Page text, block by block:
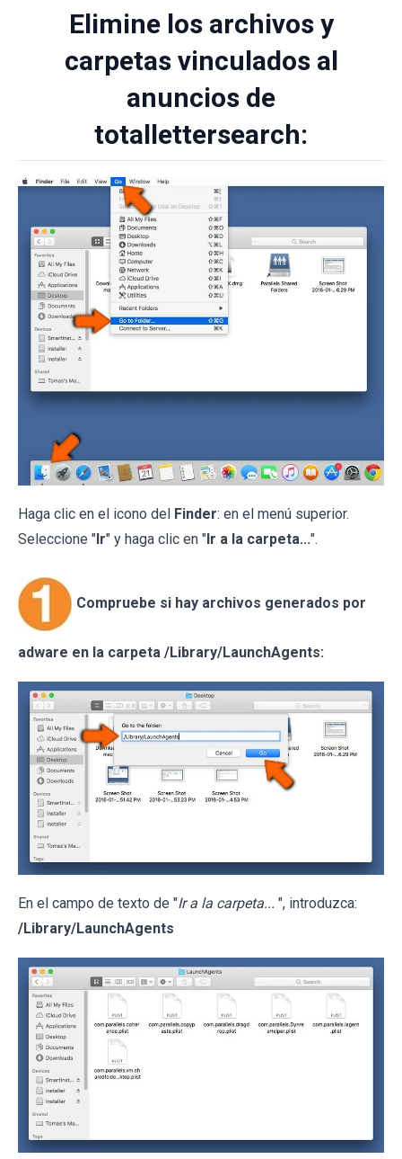
Elimine los archivos y
carpetas vinculados al
anuncios de
totallettersearch:
Haga clic en el icono del Finder: en el menú superior.
Seleccione "Ir" y haga clic en "Ir a la carpeta...".
Compruebe si hay archivos generados por
adware en la carpeta /Library/LaunchAgents:
En el campo de texto de "Ir a la carpeta... ", introduzca:
/Library/LaunchAgents